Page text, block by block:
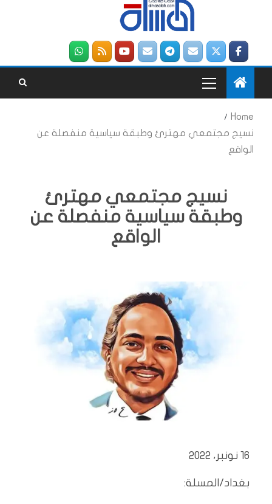
Home
نسيج مجتمعي مهترئ وطبقة سياسية منفصلة عن
الواقع
نسيج مجتمعي مهترئ
وطبقة سياسية منفصلة عن
الواقع
16 نونبر، 2022
بغداد/المسلة: